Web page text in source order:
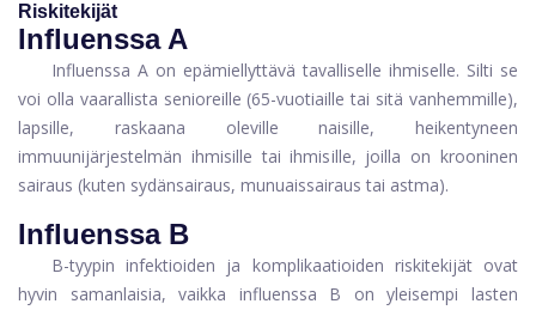
Riskitekijät
Influenssa A
Influenssa A on epämiellyttävä tavalliselle ihmiselle. Silti se
voi olla vaarallista senioreille (65-vuotiaille tai sitä vanhemmille),
lapsille, raskaana oleville naisille, heikentyneen
immuunijärjestelmän ihmisille tai ihmisille, joilla on krooninen
sairaus (kuten sydänsairaus, munuaissairaus tai astma).
Influenssa B
B-tyypin infektioiden ja komplikaatioiden riskitekijät ovat
hyvin samanlaisia, vaikka influenssa B on yleisempi lasten